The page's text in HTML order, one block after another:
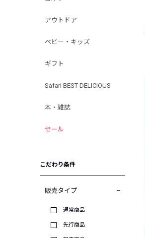
アウトドア
ベビー・キッズ
ギフト
Safari BEST DELICIOUS
本・雑誌
セール
こだわり条件
販売タイプ
通常商品
先行商品